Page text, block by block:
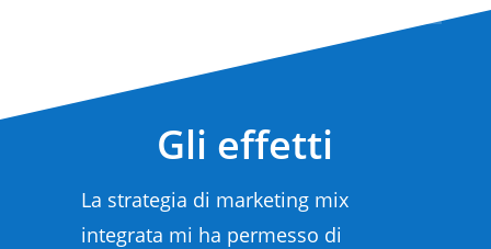
Gli effetti
La strategia di marketing mix
integrata mi ha permesso di